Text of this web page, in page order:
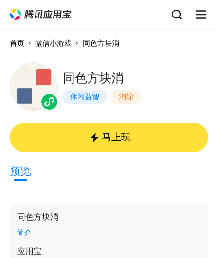
首页 微信小游戏 同色方块消
同色方块消
休闲益智 消除
马上玩
预览
同色方块消
简介
应用宝